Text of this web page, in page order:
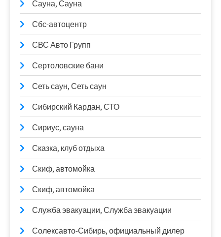
Сауна, Сауна
Сбс-автоцентр
СВС Авто Групп
Сертоловские бани
Сеть саун, Сеть саун
Сибирский Кардан, СТО
Сириус, сауна
Сказка, клуб отдыха
Скиф, автомойка
Скиф, автомойка
Служба эвакуации, Служба эвакуации
Солексавто-Сибирь, официальный дилер